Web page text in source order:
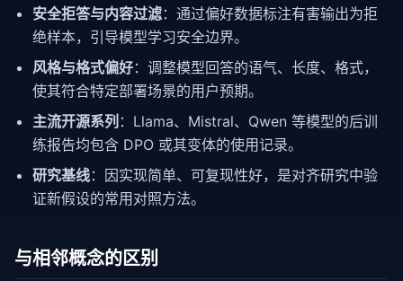
安全拒答与内容过滤：通过偏好数据标注有害输出为拒
绝样本，引导模型学习安全边界。
风格与格式偏好：调整模型回答的语气、长度、格式，
使其符合特定部署场景的用户预期。
主流开源系列 ：Llama、Mistral、Qwen 等模型的后训
练报告均包含 DPO 或其变体的使用记录。
研究基线：因实现简单、可复现性好，是对齐研究中验
证新假设的常用对照方法。
与相邻概念的区别